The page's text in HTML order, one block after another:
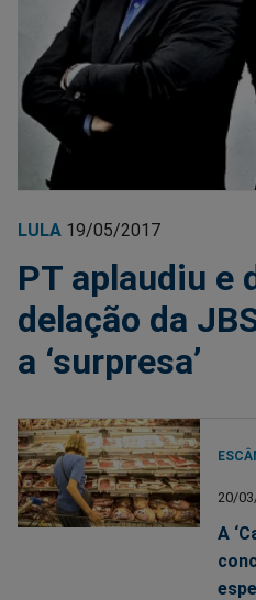
LULA 19/05/2017
PT aplaudiu e
delação da
a ‘surpresa’
20/
A